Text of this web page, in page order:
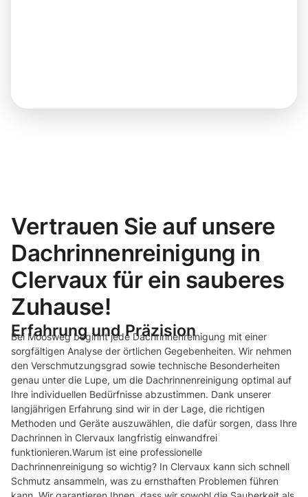
Vertrauen Sie auf unsere
Dachrinnenreinigung in
Clervaux für ein sauberes
Zuhause!
Erfahrung und Präzision
Bei Moosweg beginnt jede Dachrinnenreinigung mit einer
sorgfältigen Analyse der örtlichen Gegebenheiten. Wir nehmen
den Verschmutzungsgrad sowie technische Besonderheiten
genau unter die Lupe, um die Dachrinnenreinigung optimal auf
Ihre individuellen Bedürfnisse abzustimmen. Dank unserer
langjährigen Erfahrung sind wir in der Lage, die richtigen
Methoden und Geräte auszuwählen, die dafür sorgen, dass Ihre
Dachrinnen in Clervaux langfristig einwandfrei
funktionieren.Warum ist eine professionelle
Dachrinnenreinigung so wichtig? In Clervaux kann sich schnell
Schmutz ansammeln, was zu ernsthaften Problemen führen